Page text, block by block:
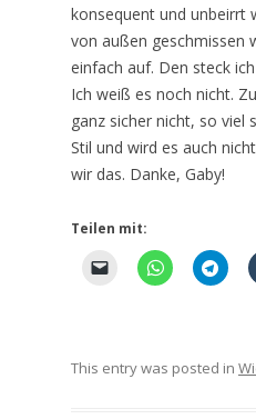
konsequent und unbeirrt
von außen geschmissen
einfach auf. Den steck
Ich weiß es noch nicht.
ganz sicher nicht, so viel
Stil und wird es auch
wir das. Danke, Gaby!
Teilen mit:
This entry was posted in